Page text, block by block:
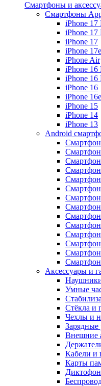
Смартфоны и
Смартфоны
iPhone 17
iPhone 17
iPhone 17
iPhone 17e
iPhone Air
iPhone 16
iPhone 16
iPhone 16
iPhone 16e
iPhone 15
iPhone 14
iPhone 13
Android
Аксессуары и
Умные
Стёкла и
Чехлы и
Зарядные
Внешние
Кабели и
Карты